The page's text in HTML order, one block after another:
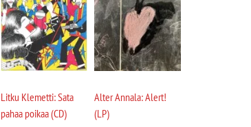
Litku Klemetti: Sata
pahaa poikaa (CD)
Alter Annala: Alert!
(LP)